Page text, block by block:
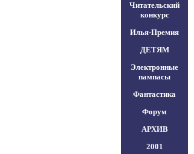
Читательский
конкурс
Илья-Премия
ДЕТЯМ
Электронные
пампасы
Фантастика
Форум
АРХИВ
2001